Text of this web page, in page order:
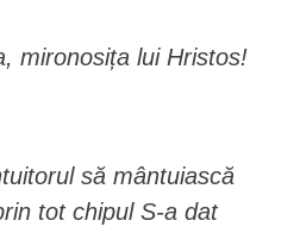
mironosița lui Hristos!
să mântuiască
tot chipul S-a dat